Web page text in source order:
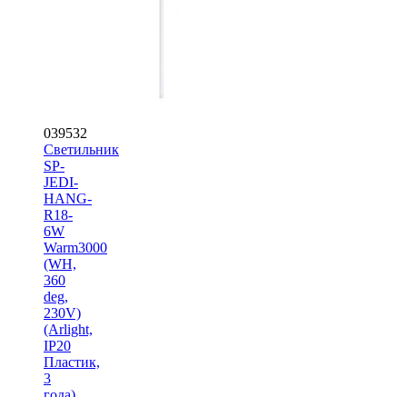
039532
Светильник
SP-
JEDI-
HANG-
R18-
6W
Warm3000
(WH,
360
deg,
230V)
(Arlight,
IP20
Пластик,
3